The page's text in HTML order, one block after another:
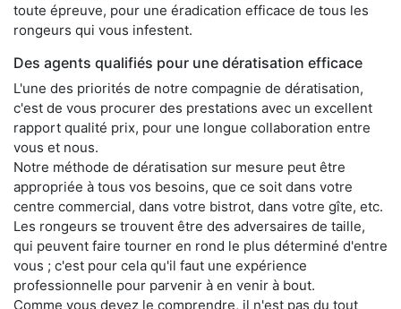
toute épreuve, pour une éradication efficace de tous les
rongeurs qui vous infestent.
Des agents qualifiés pour une dératisation efficace
L'une des priorités de notre compagnie de dératisation,
c'est de vous procurer des prestations avec un excellent
rapport qualité prix, pour une longue collaboration entre
vous et nous.
Notre méthode de dératisation sur mesure peut être
appropriée à tous vos besoins, que ce soit dans votre
centre commercial, dans votre bistrot, dans votre gîte, etc.
Les rongeurs se trouvent être des adversaires de taille,
qui peuvent faire tourner en rond le plus déterminé d'entre
vous ; c'est pour cela qu'il faut une expérience
professionnelle pour parvenir à en venir à bout.
Comme vous devez le comprendre, il n'est pas du tout